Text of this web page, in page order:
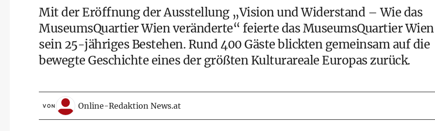
Mit der Eröffnung der Ausstellung „Vision und Widerstand – Wie das
MuseumsQuartier Wien veränderte“ feierte das MuseumsQuartier Wien
sein 25-jähriges Bestehen. Rund 400 Gäste blickten gemeinsam auf die
bewegte Geschichte eines der größten Kulturareale Europas zurück.
VON Online-Redaktion News.at